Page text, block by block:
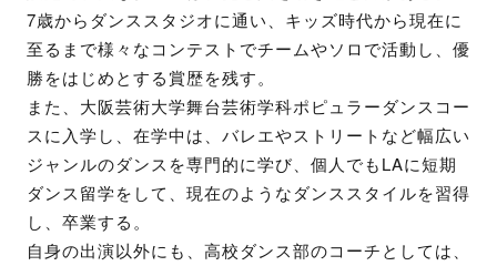
7歳からダンススタジオに通い、キッズ時代から現在に
至るまで様々なコンテストでチームやソロで活動し、優
勝をはじめとする賞歴を残す。
また、大阪芸術大学舞台芸術学科ポピュラーダンスコー
スに入学し、在学中は、バレエやストリートなど幅広い
ジャンルのダンスを専門的に学び、個人でもLAに短期
ダンス留学をして、現在のようなダンススタイルを習得
し、卒業する。
自身の出演以外にも、高校ダンス部のコーチとしては、